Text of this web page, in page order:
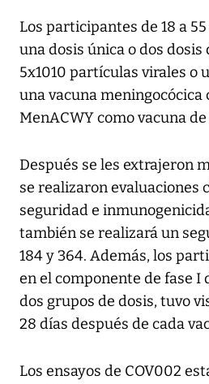
Los participantes de 18 a
una dosis única o dos dosis
5x1010 partículas virales o
una vacuna meningocócica
MenACWY como vacuna
Después se les extrajeron
se realizaron evaluaciones
seguridad e
también se realizará un
184 y 364. Además, los
en el componente de fase I
dos grupos de dosis, tuvo
28 días después de cada
Los ensayos de COV002